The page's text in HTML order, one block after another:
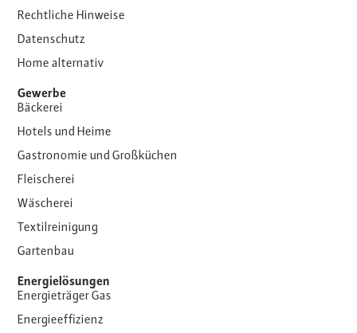
Rechtliche Hinweise
Datenschutz
Home alternativ
Gewerbe
Bäckerei
Hotels und Heime
Gastronomie und Großküchen
Fleischerei
Wäscherei
Textilreinigung
Gartenbau
Energielösungen
Energieträger Gas
Energieeffizienz